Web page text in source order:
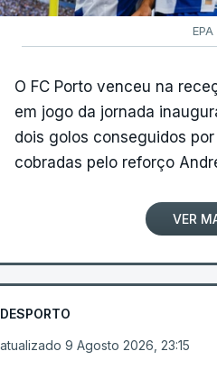
EPA
O FC Porto venceu na
em jogo da jornada
dois golos conseguidos
cobradas pelo reforço
VER
DESPORTO
atualizado 9 Agosto 2026, 23:15